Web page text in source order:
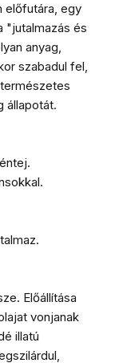
előfutára, egy
"jutalmazás és
anyag,
szabadul fel,
állapotát.
Előállítása
vonjanak
illatú